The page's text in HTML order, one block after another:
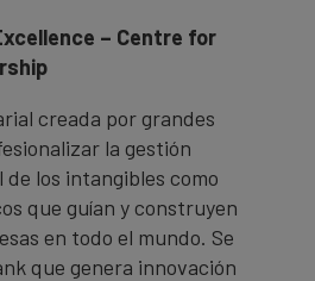
– Centre for
creada por grandes
la gestión
los intangibles como
que guían y construyen
en todo el mundo. Se
que genera innovación